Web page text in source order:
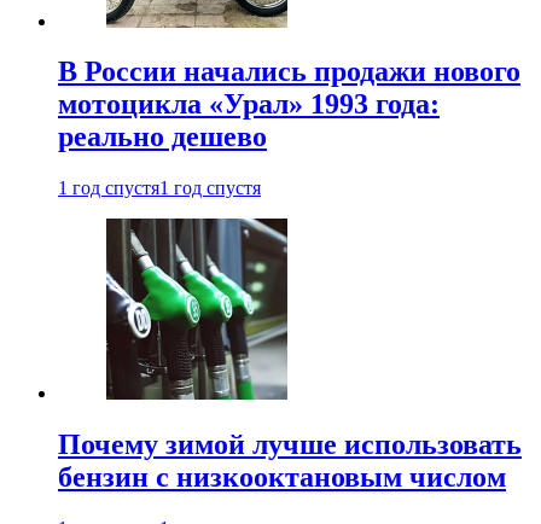
В России начались продажи нового
мотоцикла «Урал» 1993 года:
реально дешево
1 год спустя1 год спустя
Почему зимой лучше использовать
бензин с низкооктановым числом